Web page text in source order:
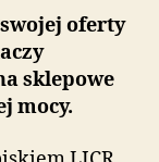
oferty
sklepowe
mocy.